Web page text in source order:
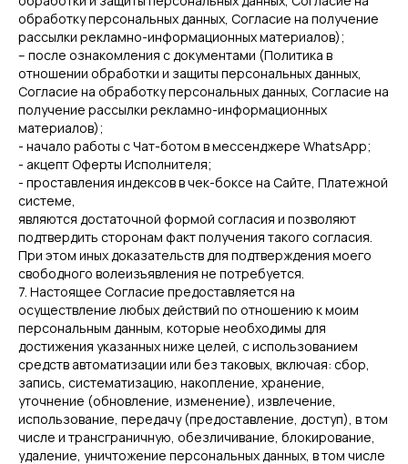
обработку персональных данных, Согласие на получение
рассылки рекламно-информационных материалов);
– после ознакомления с документами (Политика в
отношении обработки и защиты персональных данных,
Согласие на обработку персональных данных, Согласие на
получение рассылки рекламно-информационных
материалов);
- начало работы с Чат-ботом в мессенджере WhatsApp;
- акцепт Оферты Исполнителя;
- проставления индексов в чек-боксе на Сайте, Платежной
системе,
являются достаточной формой согласия и позволяют
подтвердить сторонам факт получения такого согласия.
При этом иных доказательств для подтверждения моего
свободного волеизъявления не потребуется.
7. Настоящее Согласие предоставляется на
осуществление любых действий по отношению к моим
персональным данным, которые необходимы для
достижения указанных ниже целей, с использованием
средств автоматизации или без таковых, включая: сбор,
запись, систематизацию, накопление, хранение,
уточнение (обновление, изменение), извлечение,
использование, передачу (предоставление, доступ), в том
числе и трансграничную, обезличивание, блокирование,
удаление, уничтожение персональных данных, в том числе